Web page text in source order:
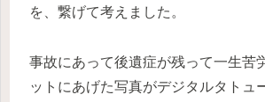
を、繋げて考えました。
事故にあって後遺症が残って一生苦
ットにあげた写真がデジタルタトュ